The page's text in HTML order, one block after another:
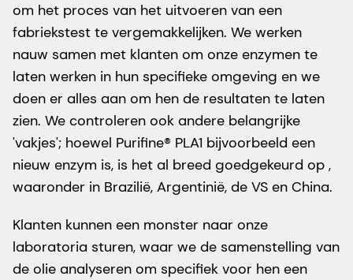
om het proces van het uitvoeren van een
fabriekstest te vergemakkelijken. We werken
nauw samen met klanten om onze enzymen te
laten werken in hun specifieke omgeving en we
doen er alles aan om hen de resultaten te laten
zien. We controleren ook andere belangrijke
'vakjes'; hoewel Purifine® PLA1 bijvoorbeeld een
nieuw enzym is, is het al breed goedgekeurd op ,
waaronder in Brazilië, Argentinië, de VS en China.
Klanten kunnen een monster naar onze
laboratoria sturen, waar we de samenstelling van
de olie analyseren om specifiek voor hen een